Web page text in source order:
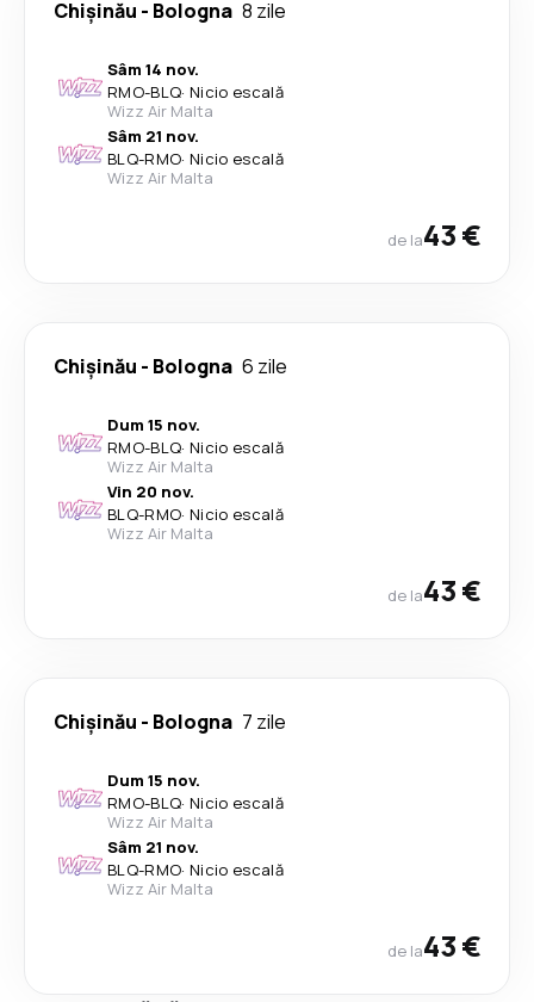
Chişinău - Bologna 8 zile
Sâm 14 nov.
RMO-BLQ· Nicio escală
Wizz Air Malta
Sâm 21 nov.
BLQ-RMO· Nicio escală
Wizz Air Malta
de la43 €
Chişinău - Bologna 6 zile
Dum 15 nov.
RMO-BLQ· Nicio escală
Wizz Air Malta
Vin 20 nov.
BLQ-RMO· Nicio escală
Wizz Air Malta
de la43 €
Chişinău - Bologna 7 zile
Dum 15 nov.
RMO-BLQ· Nicio escală
Wizz Air Malta
Sâm 21 nov.
BLQ-RMO· Nicio escală
Wizz Air Malta
de la43 €